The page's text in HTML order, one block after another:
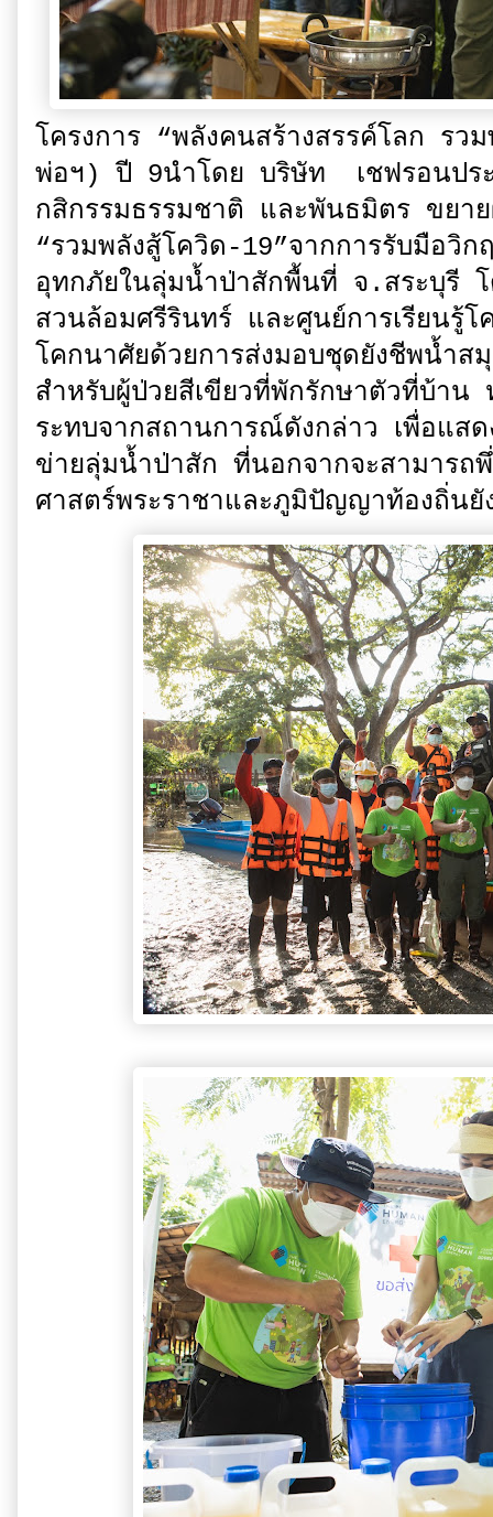
โครงการ “พลังคนสร้างสรรค์โลก ร
พ่อฯ) ปี 9นำโดย บริษัท เชฟรอนประ
กสิกรรมธรรมชาติ และพันธมิตร ขยา
“รวมพลังสู้โควิด-19”จากการรับมือวิ
อุทกภัยในลุ่มน้ำป่าสักพื้นที่ จ.สระบุรี โ
สวนล้อมศรีรินทร์ และศูนย์การเรียนรู้โ
โคกนาศัยด้วยการส่งมอบชุดยังชีพน้ำ
สำหรับผู้ป่วยสีเขียวที่พักรักษาตัวที่บ้า
ระทบจากสถานการณ์ดังกล่าว เพื่อแส
ข่ายลุ่มน้ำป่าสัก ที่นอกจากจะสามารถ
ศาสตร์พระราชาและภูมิปัญญาท้องถิ่นยั